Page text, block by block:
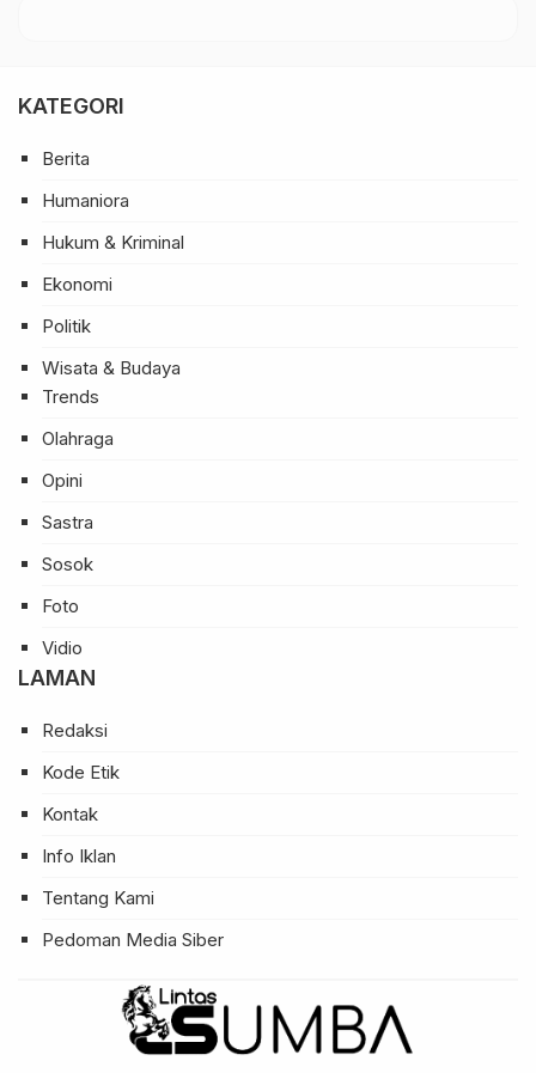
KATEGORI
Berita
Humaniora
Hukum & Kriminal
Ekonomi
Politik
Wisata & Budaya
Trends
Olahraga
Opini
Sastra
Sosok
Foto
Vidio
LAMAN
Redaksi
Kode Etik
Kontak
Info Iklan
Tentang Kami
Pedoman Media Siber